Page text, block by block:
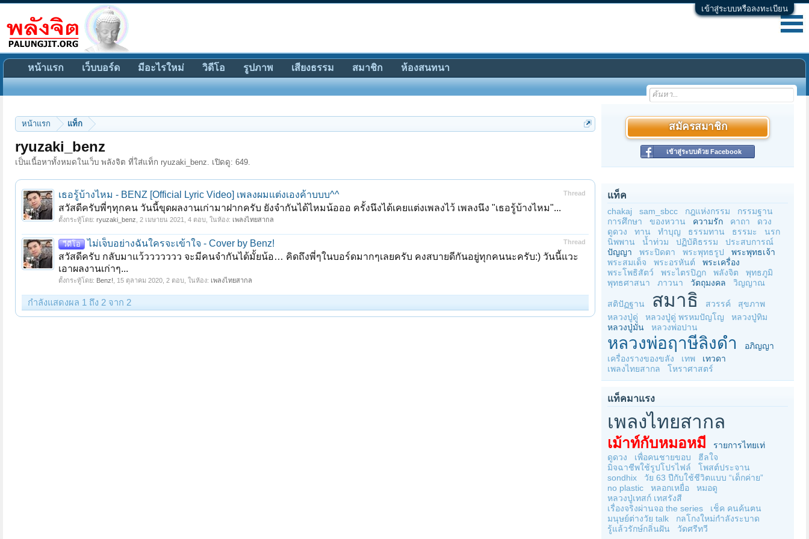
เข้าสู่ระบบหรือลงทะเบียน
หน้าแรก แท็ก
ryuzaki_benz
เป็นเนื้อหาทั้งหมดในเว็บ พลังจิต ที่ใส่แท็ก ryuzaki_benz. เปิดดู: 649.
Thread
เธอรู้บ้างไหม - BENZ [Official Lyric Video] เพลงผมแต่งเองค้าบบบ^^
สวัสดีครับพี่ๆทุกคน วันนี้ขุดผลงานเก่ามาฝากครับ ยังจำกันได้ไหมน้อออ ครั้งนึงได้เคยแต่งเพลงไว้ เพลงนึง "เธอรู้บ้างไหม"...
ตั้งกระทู้โดย: ryuzaki_benz 2 เมษายน 2021 , 4 ตอบ, ในห้อง: เพลงไทยสากล
Thread
วีดีโอ
ไม่เจ็บอย่างฉันใครจะเข้าใจ - Cover by Benz!
สวัสดีครับ กลับมาแว้ววววววว จะมีคนจำกันได้มั้ยน้อ… คิดถึงพี่ๆในบอร์ดมากๆเลยครับ คงสบายดีกันอยู่ทุกคนนะครับ:) วันนี้แวะ
เอาผลงานเก่าๆ...
ตั้งกระทู้โดย: Benz! 15 ตุลาคม 2020 , 2 ตอบ, ในห้อง: เพลงไทยสากล
กำลังแสดงผล 1 ถึง 2 จาก 2
สมัครสมาชิก
เข้าสู่ระบบด้วย Facebook
แท็ค
chakaj sam_sbcc กฎแห่งกรรม
กรรมฐาน
การศึกษา
ของหวาน ความรัก คาถา
ดวง
ดูดวง
ทาน ทำบุญ ธรรมทาน ธรรมะ
นรก
นิพพาน
น้ำท่วม ปฏิบัติธรรม
ประสบการณ์
ปัญญา
พระปิดตา พระพุทธรูป
พระพุทธเจ้า
พระสมเด็จ
พระอรหันต์
พระเครื่อง
พระโพธิสัตว์
พระไตรปิฎก พลังจิต
พุทธภูมิ
พุทธศาสนา
ภาวนา วัตถุมงคล วิญญาณ
สติปัฏฐาน สมาธิ สวรรค์
สุขภาพ
หลวงปู่ดู่
หลวงปู่ดู่ พรหมปัญโญ
หลวงปู่ทิม
หลวงปู่มั่น
หลวงพ่อปาน
หลวงพ่อฤาษีลิงดำ
อภิญญา
เครื่องรางของขลัง
เทพ
เทวดา
เพลงไทยสากล
โหราศาสตร์
แท็คมาแรง
เพลงไทยสากล
เม้าท์กับหมอหมี
รายการไทยเท่
ดูดวง
เพื่อคนชายขอบ
ฮีลใจ
มิจฉาชีพใช้รูปโปรไฟล์
โพสต์ประจาน
sondhix
วัย 63 ปีกับใช้ชีวิตแบบ “เด็กค่าย”
no plastic
หลอกเหยื่อ
หมอดู
หลวงปู่เทสก์ เทสรังสี
เรื่องจริงผ่านจอ the series
เช็ค คนค้นฅน
มนุษย์ต่างวัย talk
กลโกงใหม่กำลังระบาด
รู้แล้วรักษ์กลิ่นฝัน
วัดศรีทวี
หน้าแรก เว็บบอร์ด มีอะไรใหม่ วิดีโอ รูปภาพ เสียงธรรม สมาชิก ห้องสนทนา